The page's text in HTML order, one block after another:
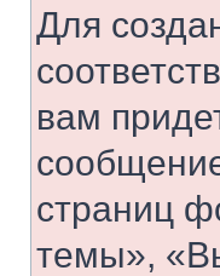
Для
вам
страниц
темы»,